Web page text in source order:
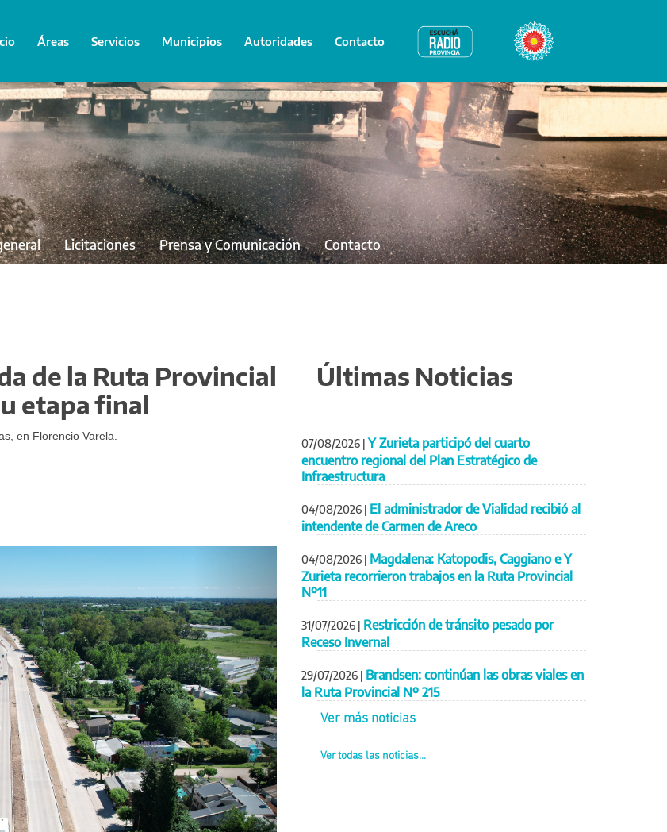
Áreas Servicios Municipios Autoridades Contacto Radio Provincia Bicentenario
Licitaciones Prensa y Comunicación Contacto
de la Ruta Provincial
etapa final
en Florencio Varela.
Siguiente
Últimas Noticias
07/08/2026 | Y Zurieta participó del cuarto
encuentro regional del Plan Estratégico de
Infraestructura
04/08/2026 | El administrador de Vialidad recibió al
intendente de Carmen de Areco
04/08/2026 | Magdalena: Katopodis, Caggiano e Y
Zurieta recorrieron trabajos en la Ruta Provincial
Nº11
31/07/2026 | Restricción de tránsito pesado por
Receso Invernal
29/07/2026 | Brandsen: continúan las obras viales en
la Ruta Provincial Nº 215
Ver más noticias
Ver todas las noticias...